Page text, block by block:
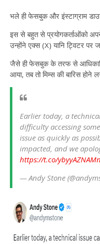
भले ही फेसबुक और इंस्टाग्राम
इस से बहुत से प्रयोगकर्ताओंको
उन्होंने एक्स (X) यानि ट्विटर पर
जैसे ही फेसबुक के तरफ से
आया, तब तो मिम्स की बारिस
Earlier today, a
difficulty accessing
issue as quickly as
impacted, and we
https://t.co/ybyyAZNAMn
— Andy Stone